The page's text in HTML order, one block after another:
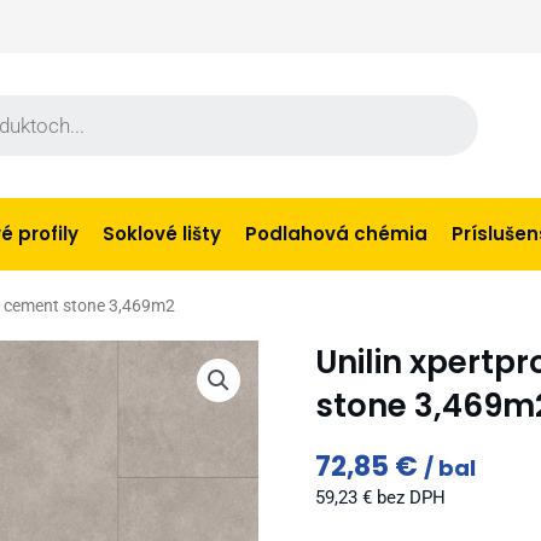
profily Soklové lišty Podlahová chémia
stone 3,469m2
Unilin
stone
72,85 € bal
59,23 € bez DPH